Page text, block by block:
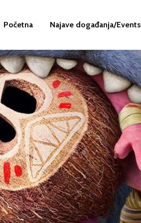
Početna Najave događanja/Events